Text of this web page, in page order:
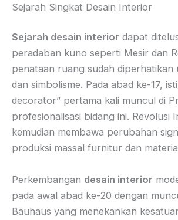
Sejarah Singkat Desain Interior
Sejarah desain interior dapat
peradaban kuno seperti Mesir dan
penataan ruang sudah diperhatikan
dan simbolisme. Pada abad ke-17,
decorator” pertama kali muncul di
profesionalisasi bidang ini. Revolusi
kemudian membawa perubahan
produksi massal furnitur dan
Perkembangan desain interior
pada awal abad ke-20 dengan
Bauhaus yang menekankan